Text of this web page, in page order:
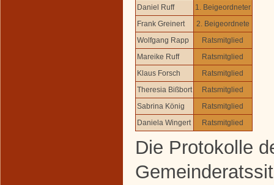
Daniel Ruff
1. Beigeordneter
Frank Greinert
2. Beigeordnete
Wolfgang Rapp
Ratsmitglied
Mareike Ruff
Ratsmitglied
Klaus Forsch
Ratsmitglied
Theresia Bißbort
Ratsmitglied
Sabrina König
Ratsmitglied
Daniela Wingert
Ratsmitglied
Die Protokolle